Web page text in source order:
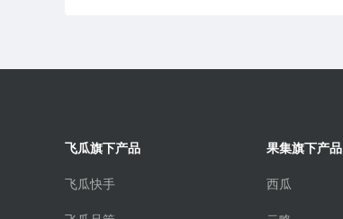
飞瓜旗下产品
飞瓜快手
果集旗下产品
西瓜